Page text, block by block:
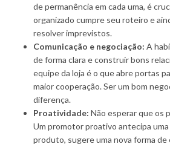
de permanência em cada uma, é
organizado cumpre seu roteiro e
resolver imprevistos.
Comunicação e negociação: A
de forma clara e construir bons
equipe da loja é o que abre portas
maior cooperação. Ser um bom
diferença.
Proatividade: Não esperar que os
Um promotor proativo antecipa
produto, sugere uma nova forma de